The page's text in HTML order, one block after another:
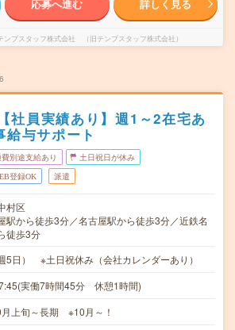
応募へ進む 詳しく見る
ンプスタッフ株式会社 （旧テンプスタッフ株式会社）
社員実績あり】週1～2在宅あ
給与サポート
費別途支給あり 土日祝日が休み
登録OK 派遣
村区
駅から徒歩3分／名古屋駅から徒歩3分／近鉄名
徒歩3分
5日） ※土日祝休み（会社カレンダーあり）
実働7時間45分 休憩1時間)
上旬～長期 ※10月～！